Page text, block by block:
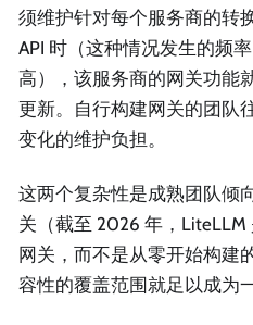
须维护针对每个服务商的转
API 时（这种情况发生的频
高），该服务商的网关功能
更新。自行构建网关的团队
变化的维护负担。
这两个复杂性是成熟团队倾
关（截至 2026 年，
网关，而不是从零开始构建
容性的覆盖范围就足以成为